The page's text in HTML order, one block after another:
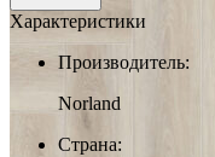
Характеристики
Производитель:
Norland
Страна: